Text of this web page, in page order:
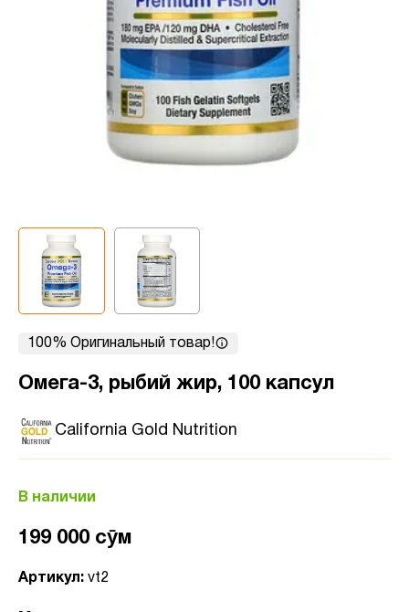
100% Оригинальный товар!
Омега-3, рыбий жир, 100 капсул
California Gold Nutrition
В наличии
199 000 сӯм
Артикул: vt2